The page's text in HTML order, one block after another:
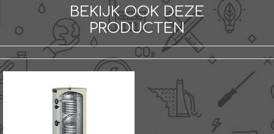
BEKIJK OOK DEZE
PRODUCTEN